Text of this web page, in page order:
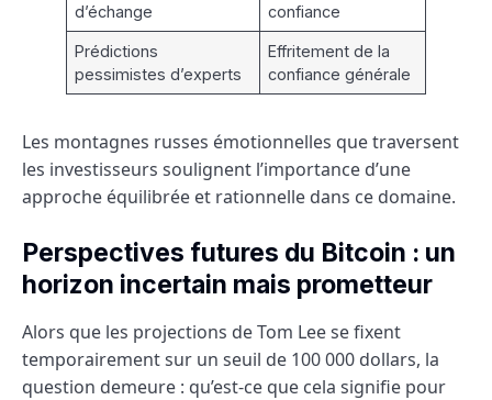
d’échange
confiance
Prédictions
pessimistes d’experts
Effritement de la
confiance générale
Les montagnes russes émotionnelles que traversent
les investisseurs soulignent l’importance d’une
approche équilibrée et rationnelle dans ce domaine.
Perspectives futures du Bitcoin : un
horizon incertain mais prometteur
Alors que les projections de Tom Lee se fixent
temporairement sur un seuil de 100 000 dollars, la
question demeure : qu’est-ce que cela signifie pour